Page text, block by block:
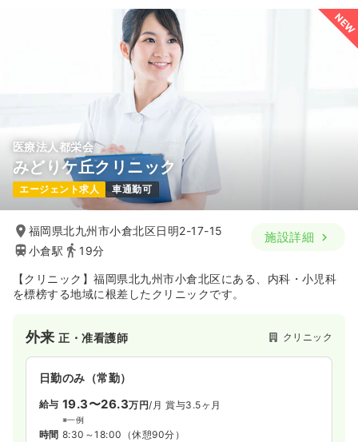
NEW
医療法人都栄会
みどりケ丘クリニック
エージェント求人 車通勤可
福岡県北九州市小倉北区日明2-17-15
小倉駅
19分
施設詳細
【クリニック】福岡県北九州市小倉北区にある、内科・小児科
を標榜する地域に根差したクリニックです。
外来正・准看護師 クリニック
日勤のみ（常勤）
給与 19.3〜26.3万円/月 賞与3.5ヶ月
※一例
時間 8:30～18:00 （休憩90分）